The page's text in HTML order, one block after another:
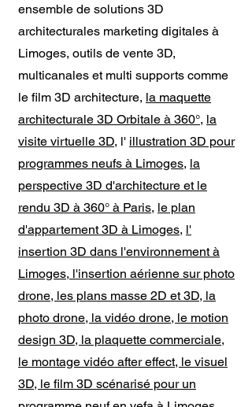
ensemble de solutions 3D
architecturales marketing digitales à
Limoges, outils de vente 3D,
multicanales et multi supports comme
le film 3D architecture, la maquette
architecturale 3D Orbitale à 360°, la
visite virtuelle 3D, l' illustration 3D pour
programmes neufs à Limoges, la
perspective 3D d'architecture et le
rendu 3D à 360° à Paris, le plan
d'appartement 3D à Limoges, l'
insertion 3D dans l'environnement à
Limoges, l'insertion aérienne sur photo
drone, les plans masse 2D et 3D, la
photo drone, la vidéo drone, le motion
design 3D, la plaquette commerciale,
le montage vidéo after effect, le visuel
3D, le film 3D scénarisé pour un